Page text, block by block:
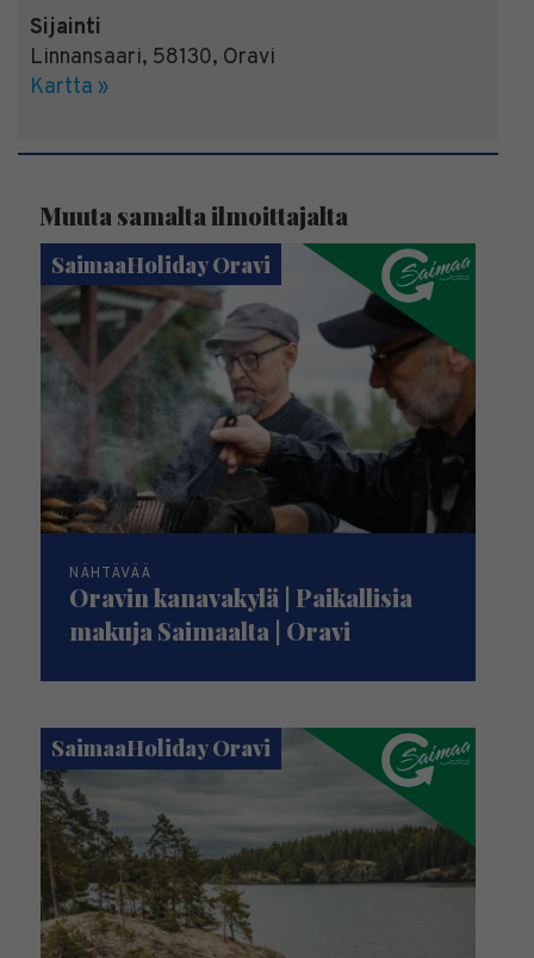
Sijainti
Linnansaari, 58130, Oravi
Kartta »
Muuta samalta ilmoittajalta
SaimaaHoliday Oravi
NÄHTÄVÄÄ
Oravin kanavakylä | Paikallisia
makuja Saimaalta | Oravi
SaimaaHoliday Oravi